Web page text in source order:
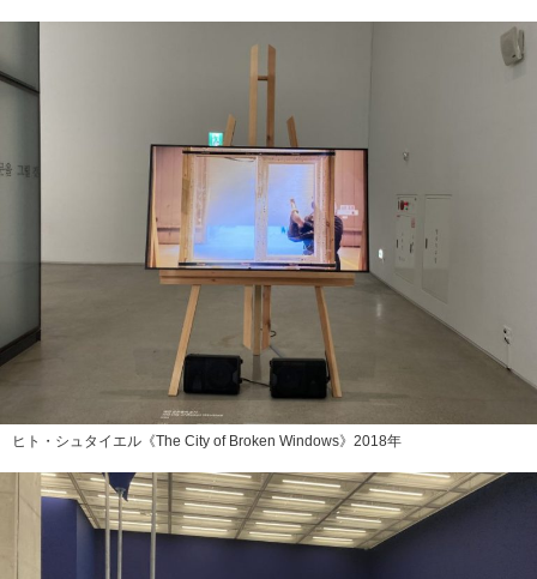
ヒト・シュタイエル《The City of Broken Windows》2018年